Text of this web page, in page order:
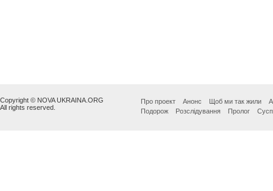
Copyright © NOVA UKRAINA.ORG
All rights reserved.
Про проект Анонс Щоб ми так жили
Подорож
Розслідування Пролог